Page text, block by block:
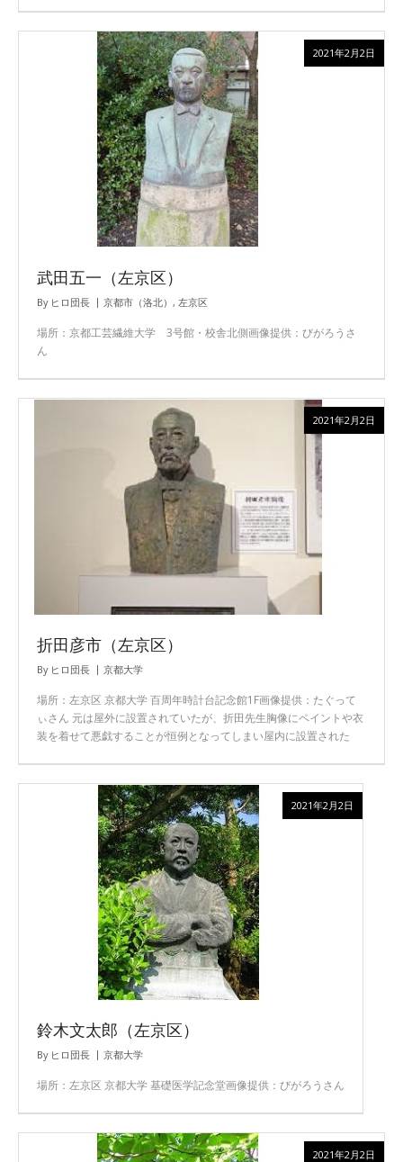
武田五一（左京区）
By ヒロ団長 京都市（洛北） , 左京区
場所：京都工芸繊維大学 3号館・校舎北側画像提供：びがろうさ
ん
2021年2月2日
折田彦市（左京区）
By ヒロ団長 京都大学
場所：左京区 京都大学 百周年時計台記念館1F画像提供：たぐって
ぃさん 元は屋外に設置されていたが、折田先生胸像にペイントや衣
装を着せて悪戯することが恒例となってしまい屋内に設置された
2021年2月2日
鈴木文太郎（左京区）
By ヒロ団長 京都大学
場所：左京区 京都大学 基礎医学記念堂画像提供：びがろうさん
2021年2月2日
2021年2月2日